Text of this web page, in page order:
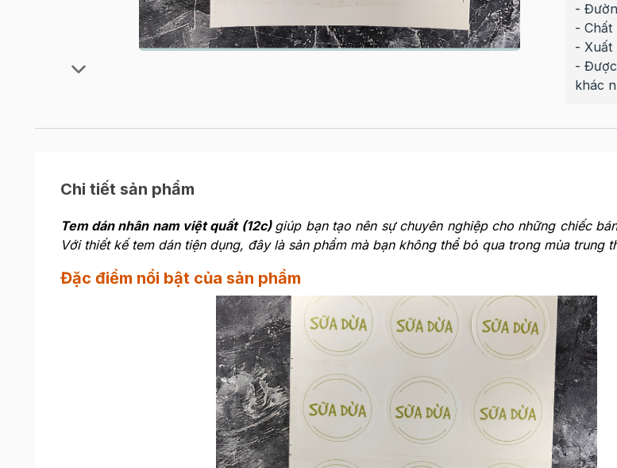
-
- Chất
- Xuất
-
khác
Chi tiết sản phẩm
Tem dán nhân nam việt quất (12c) giúp bạn tạo nên sự chuyên nghiệp cho những chiếc
Với thiết kế tem dán tiện dụng, đây là sản phẩm mà bạn không thể bỏ qua trong mùa trung
Đặc điểm nổi bật của sản phẩm